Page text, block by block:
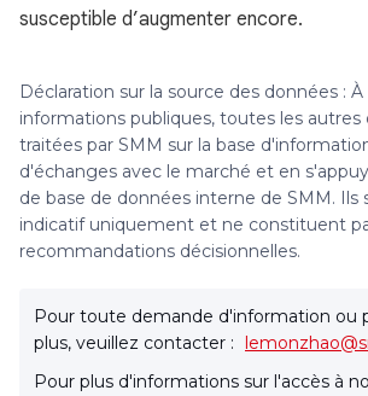
susceptible d’augmenter encore.
Déclaration sur la source des données :
informations publiques, toutes les autres
traitées par SMM sur la base
d'échanges avec le marché et en
de base de données interne de SMM. Ils
indicatif uniquement et ne constituent
recommandations décisionnelles.
Pour toute demande d'information ou
plus, veuillez contacter :
Pour plus d'informations sur l'accès à